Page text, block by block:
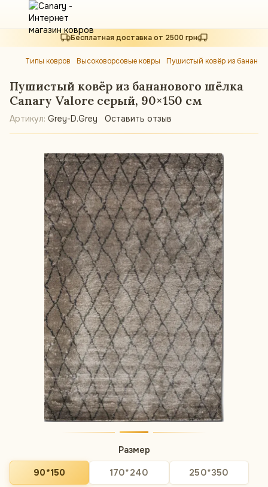
Бесплатная доставка от 2500 грн
Типы ковров Высоковорсовые ковры Пушистый ковёр из
Пушистый ковёр из бананового шёлка
Canary Valore серый, 90×150 см
Артикул: Grey-D.Grey Оставить отзыв
Размер
90*150 170*240 250*350